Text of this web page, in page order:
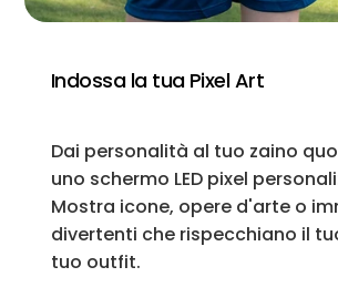
Indossa la tua Pixel Art
Dai personalità al tuo zaino
uno schermo LED pixel
Mostra icone, opere d'arte o
divertenti che rispecchiano il
tuo outfit.